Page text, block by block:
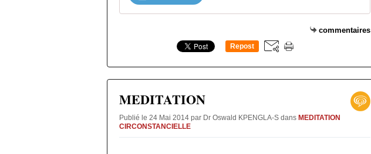
commentaires
Repost
MEDITATION
Publié le 24 Mai 2014 par Dr Oswald KPENGLA-S dans MEDITATION
CIRCONSTANCIELLE